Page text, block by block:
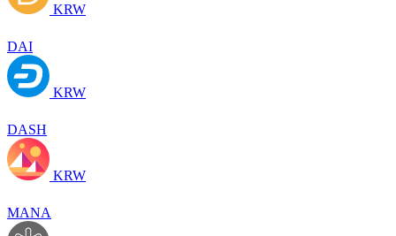
KRW
DAI
KRW
DASH
KRW
MANA